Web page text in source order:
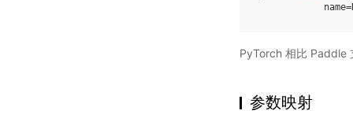
name=
PyTorch 相比 Paddle
参数映射